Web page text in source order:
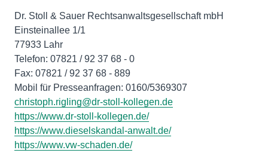
Dr. Stoll & Sauer Rechtsanwaltsgesellschaft mbH
Einsteinallee 1/1
77933 Lahr
Telefon: 07821 / 92 37 68 - 0
Fax: 07821 / 92 37 68 - 889
christoph.rigling@dr-stoll-kollegen.de
https://www.dr-stoll-kollegen.de/
https://www.dieselskandal-anwalt.de/
https://www.vw-schaden.de/